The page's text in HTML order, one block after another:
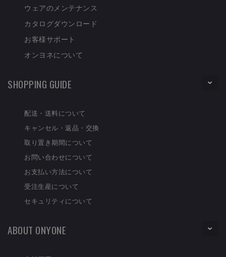
ウェアのメンテナンス
カタログダウンロード
お客様サポート
オンヨネについて
SHOPPING GUIDE
配送・送料について
キャンセル・返品・交換
取り置き期間について
お問い合わせについて
お支払い方法について
受注生産について
セキュリティについて
ABOUT ONYONE